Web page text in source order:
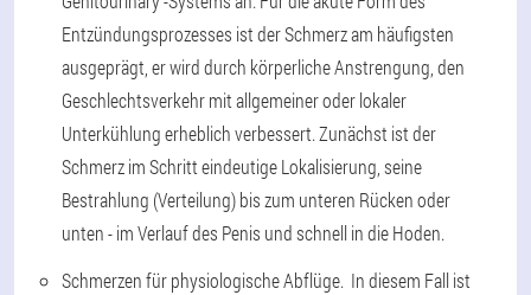
Entzündungsprozesses ist der Schmerz am häufigsten
ausgeprägt, er wird durch körperliche Anstrengung, den
Geschlechtsverkehr mit allgemeiner oder lokaler
Unterkühlung erheblich verbessert. Zunächst ist der
Schmerz im Schritt eindeutige Lokalisierung, seine
Bestrahlung (Verteilung) bis zum unteren Rücken oder
unten - im Verlauf des Penis und schnell in die Hoden.
Schmerzen für physiologische Abflüge. In diesem Fall ist